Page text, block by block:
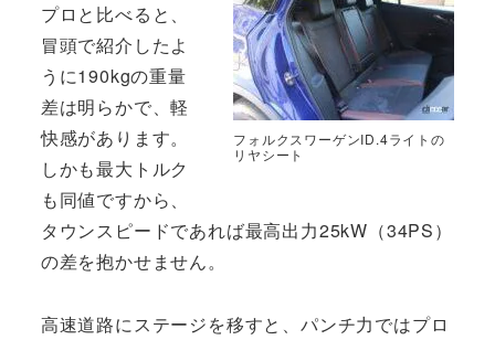
フォルクスワーゲンID.4ライトの
リヤシート
プロと比べると、
冒頭で紹介したよ
うに190kgの重量
差は明らかで、軽
快感があります。
しかも最大トルク
も同値ですから、
タウンスピードであれば最高出力25kW（34PS）
の差を抱かせません。
高速道路にステージを移すと、パンチ力ではプロ